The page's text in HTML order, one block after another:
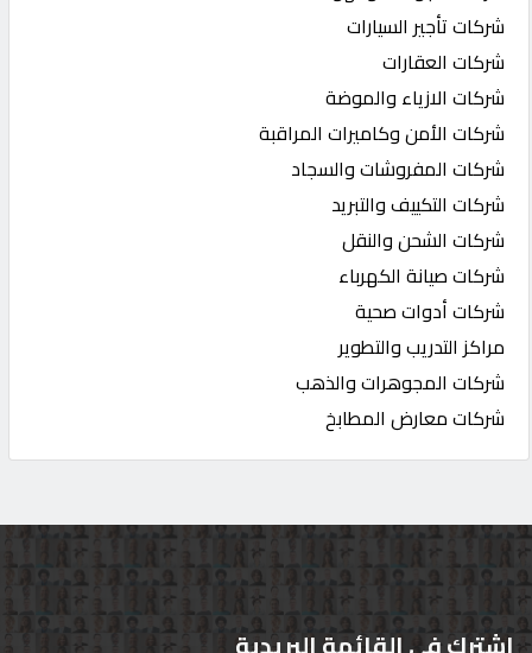
شركات تأجير السيارات
شركات العقارات
شركات الازياء والموضة
شركات الأمن وكاميرات المراقبة
شركات المفروشات والسجاد
شركات التكييف والتبريد
شركات الشحن والنقل
شركات صيانة الكهرباء
شركات أدوات صحية
مراكز التدريب والتطوير
شركات المجوهرات والذهب
شركات معارض المطابخ